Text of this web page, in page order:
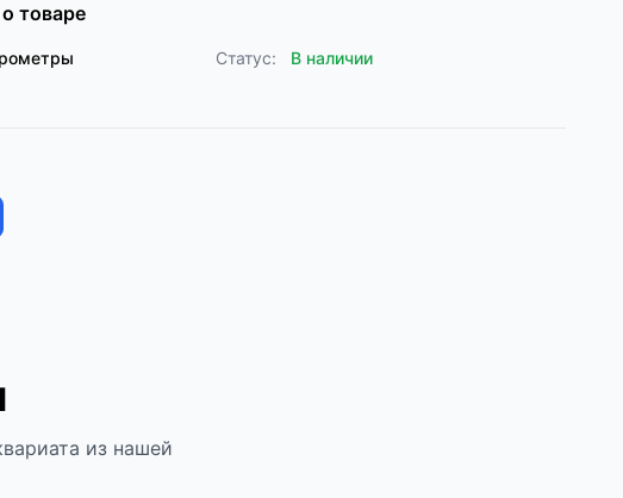
товаре
Статус: В наличии
из нашей